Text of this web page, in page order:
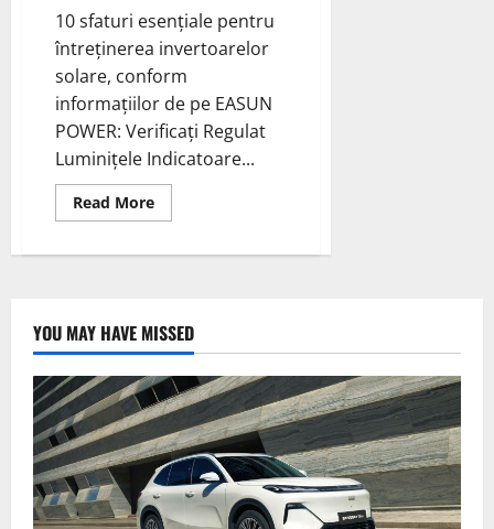
10 sfaturi esențiale pentru
întreținerea invertoarelor
solare, conform
informațiilor de pe EASUN
POWER: Verificați Regulat
Luminițele Indicatoare...
Read MoreRead
more
Invertoarelor
esențiale
pentru
întreținerea
invertoarelor
solare,
conform
informațiilor
de
pe
EASUN
POWER
YOU MAY HAVE MISSED